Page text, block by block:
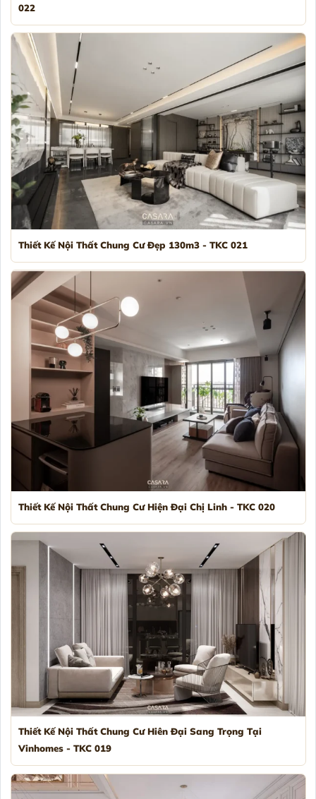
022
Thiết Kế Nội Thất Chung Cư Đẹp 130m3 - TKC 021
Thiết Kế Nội Thất Chung Cư Hiện Đại Chị Linh - TKC 020
Thiết Kế Nội Thất Chung Cư Hiên Đại Sang Trọng Tại
Vinhomes - TKC 019